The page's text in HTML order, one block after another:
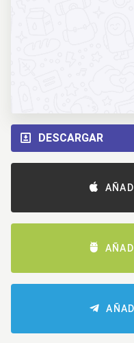
DESCARGAR